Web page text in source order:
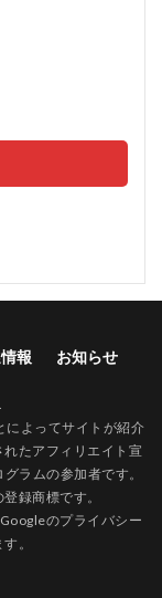
報 お知らせ
によってサイトが紹介
たアフィリエイト宣
ラムの参加者です。
録商標です。
のプライバシー
。